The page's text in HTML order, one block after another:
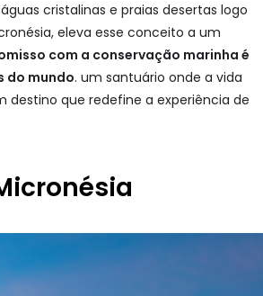
cristalinas e praias desertas logo
eleva esse conceito a um
com a conservação marinha é
do mundo. um santuário onde a vida
destino que redefine a experiência de